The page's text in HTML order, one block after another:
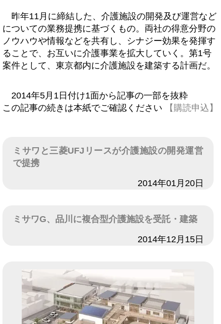
昨年11月に締結した、介護施設の開発及び運営など
についての業務提携に基づくもの。両社の得意分野の
ノウハウや情報などを共有し、シナジー効果を発揮す
ることで、お互いに介護事業を拡大していく。第1号
案件として、東京都内に介護施設を建築する計画だ。
2014年5月1日付け1面から記事の一部を抜粋
この記事の続きは本紙でご確認ください
【購読申込】
ミサワと三菱UFJリースが介護施設の開発運営
で提携
2014年01月20日
ミサワG、品川に複合型介護施設を受託・建築
2014年12月15日